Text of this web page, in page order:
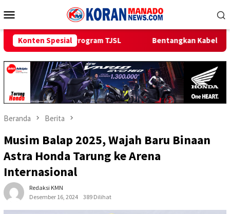
ke
Mobile
Konten Spesial
TJSL Bentangkan Kabel Laut 1,95 KMS, PLN
Beranda Berita
Musim Balap 2025, Wajah Baru Binaan
Astra Honda Tarung ke Arena
Internasional
Redaksi KMN
Desember 16, 2024
389 Dilihat